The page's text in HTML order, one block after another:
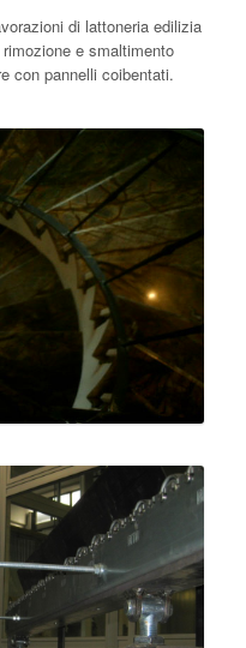
di lattoneria edilizia
e smaltimento
con pannelli coibentati.